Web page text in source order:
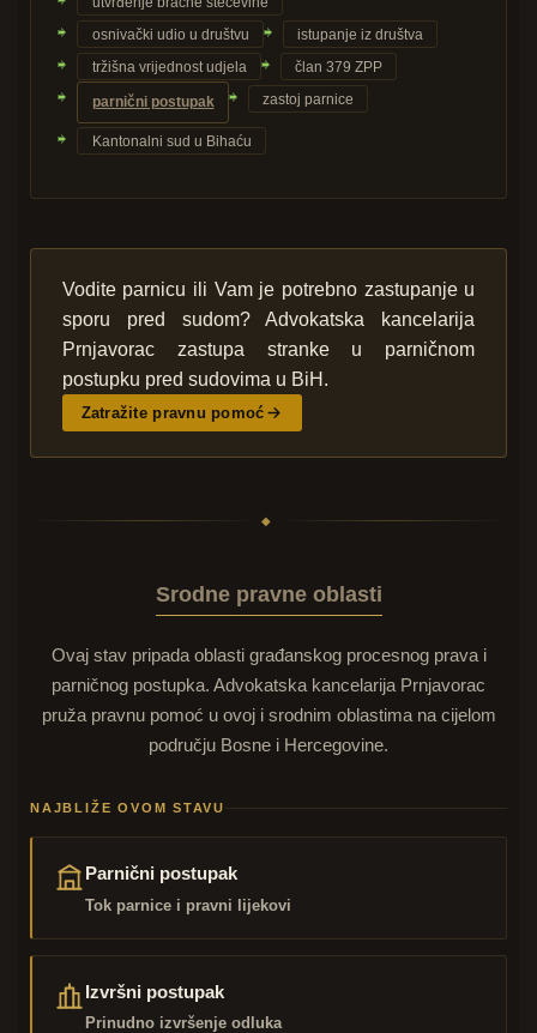
osnivački udio u društvu
istupanje iz društva
tržišna vrijednost udjela
član 379 ZPP
parnični postupak zastoj parnice
Kantonalni sud u Bihaću
Vodite parnicu ili Vam je potrebno zastupanje u
sporu pred sudom? Advokatska kancelarija
Prnjavorac zastupa stranke u parničnom
postupku pred sudovima u BiH.
Zatražite pravnu pomoć
◆
Srodne pravne oblasti
Ovaj stav pripada oblasti građanskog procesnog prava i
parničnog postupka. Advokatska kancelarija Prnjavorac
pruža pravnu pomoć u ovoj i srodnim oblastima na cijelom
području Bosne i Hercegovine.
NAJBLIŽE OVOM STAVU
Parnični postupak
Tok parnice i pravni lijekovi
Izvršni postupak
Prinudno izvršenje odluka